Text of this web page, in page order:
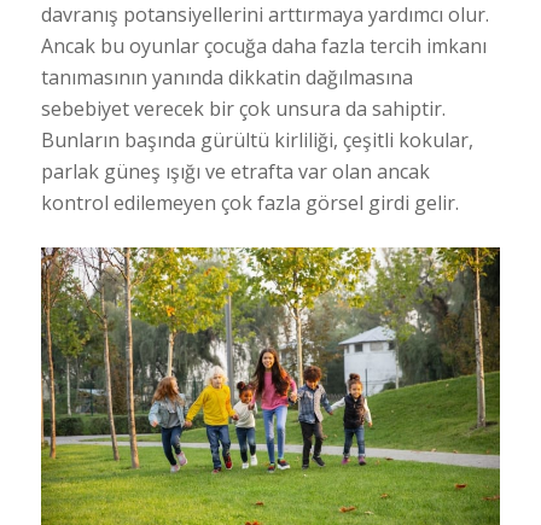
davranış potansiyellerini arttırmaya yardımcı olur.
Ancak bu oyunlar çocuğa daha fazla tercih imkanı
tanımasının yanında dikkatin dağılmasına
sebebiyet verecek bir çok unsura da sahiptir.
Bunların başında gürültü kirliliği, çeşitli kokular,
parlak güneş ışığı ve etrafta var olan ancak
kontrol edilemeyen çok fazla görsel girdi gelir.